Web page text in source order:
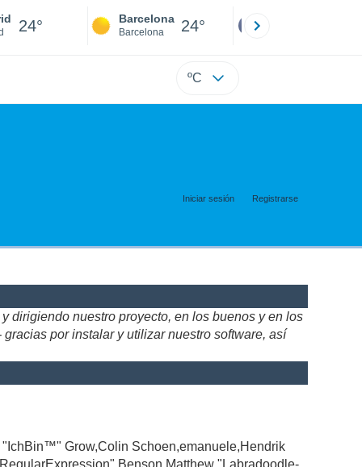
24° Barcelona
Barcelona 24°
ºC
Iniciar sesión Registrarse
dirigiendo nuestro proyecto, en los buenos y en los
por instalar y utilizar nuestro software, así
Grow,Colin Schoen,emanuele,Hendrik
Benson,Matthew "Labradoodle-